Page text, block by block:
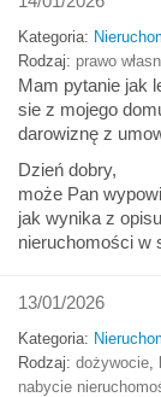
Kategoria:
Rodzaj: prawo
Mam pytanie jak
sie z mojego
darowiznę z
Dzień dobry,
może Pan
jak wynika z
nieruchomości w
13/01/2026
Kategoria:
Rodzaj: dożywocie
nabycie